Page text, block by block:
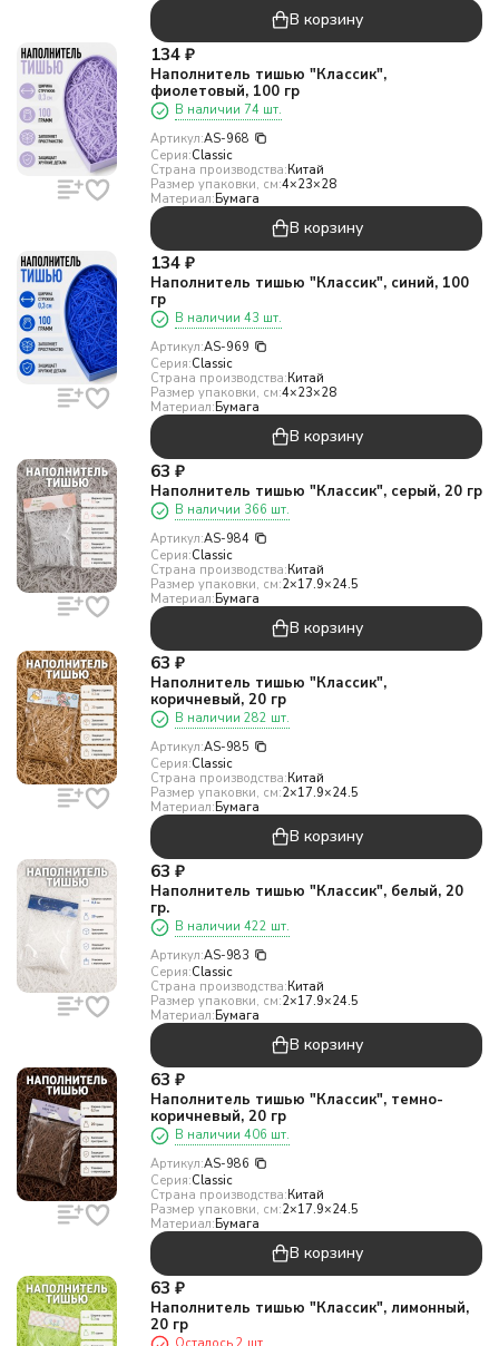
В корзину
134 ₽
Наполнитель тишью "Классик",
фиолетовый, 100 гр
В наличии 74 шт.
Артикул:AS-968
Серия:Classic
Страна производства:Китай
Размер упаковки, см:4×23×28
Материал:Бумага
В корзину
134 ₽
Наполнитель тишью "Классик", синий, 100
гр
В наличии 43 шт.
Артикул:AS-969
Серия:Classic
Страна производства:Китай
Размер упаковки, см:4×23×28
Материал:Бумага
В корзину
63 ₽
Наполнитель тишью "Классик", серый, 20 гр
В наличии 366 шт.
Артикул:AS-984
Серия:Classic
Страна производства:Китай
Размер упаковки, см:2×17.9×24.5
Материал:Бумага
В корзину
63 ₽
Наполнитель тишью "Классик",
коричневый, 20 гр
В наличии 282 шт.
Артикул:AS-985
Серия:Classic
Страна производства:Китай
Размер упаковки, см:2×17.9×24.5
Материал:Бумага
В корзину
63 ₽
Наполнитель тишью "Классик", белый, 20
гр.
В наличии 422 шт.
Артикул:AS-983
Серия:Classic
Страна производства:Китай
Размер упаковки, см:2×17.9×24.5
Материал:Бумага
В корзину
63 ₽
Наполнитель тишью "Классик", темно-
коричневый, 20 гр
В наличии 406 шт.
Артикул:AS-986
Серия:Classic
Страна производства:Китай
Размер упаковки, см:2×17.9×24.5
Материал:Бумага
В корзину
63 ₽
Наполнитель тишью "Классик", лимонный,
20 гр